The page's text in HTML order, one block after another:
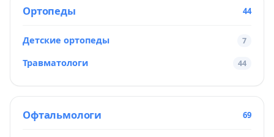
Ортопеды 44
Детские ортопеды 7
Травматологи 44
Офтальмологи 69